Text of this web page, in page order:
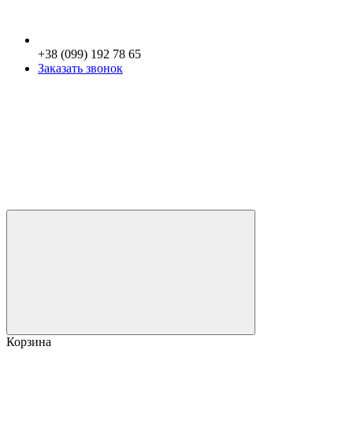
+38 (099) 192 78 65
Заказать звонок
Корзина